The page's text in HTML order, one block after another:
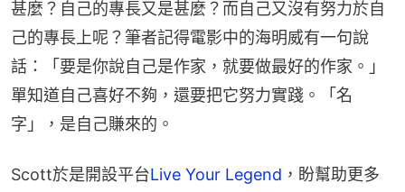
甚麼？自己的專長又是甚麼？而自己又沒有努力於自
己的專長上呢？筆者記得電影中的海明威有一句說
話：「要是你說自己是作家，就要做最好的作家。」
單知道自己喜好不夠，還要把它努力實踐。「名
字」，是自己賺來的。
Scott於是開設平台Live Your Legend ，盼幫助更多